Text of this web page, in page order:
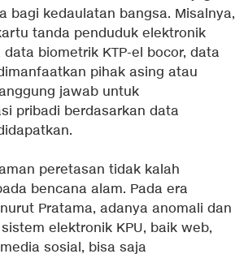
bagi kedaulatan bangsa. Misalnya,
tanda penduduk elektronik
data biometrik KTP-el bocor, data
pihak asing atau
jawab untuk
pribadi berdasarkan data
peretasan tidak kalah
bencana alam. Pada era
Pratama, adanya anomali dan
elektronik KPU, baik web,
sosial, bisa saja